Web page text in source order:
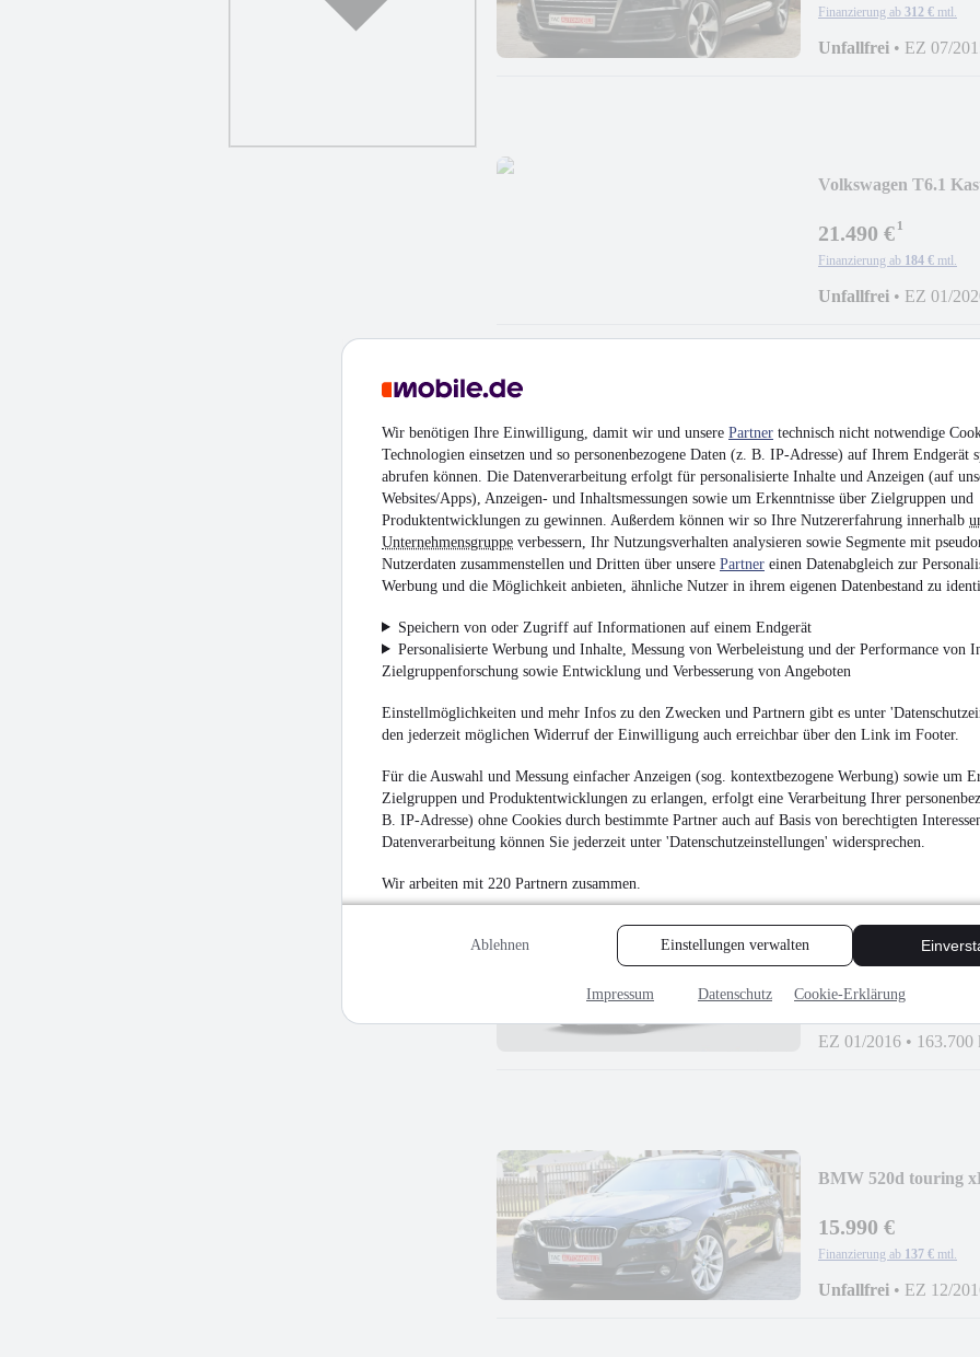
Wir benötigen Ihre Einwilligung, damit wir und unsere Partner technisch nicht notwendige
Technologien einsetzen und so personenbezogene Daten (z. B. IP-Adresse) auf Ihrem Endgerät
abrufen können. Die Datenverarbeitung erfolgt für personalisierte Inhalte und Anzeigen (auf
Websites/Apps), Anzeigen- und Inhaltsmessungen sowie um Erkenntnisse über Zielgruppen und
Produktentwicklungen zu gewinnen. Außerdem können wir so Ihre Nutzererfahrung innerhalb
Unternehmensgruppe verbessern, Ihr Nutzungsverhalten analysieren sowie Segmente mit
Nutzerdaten zusammenstellen und Dritten über unsere Partner einen Datenabgleich zur
Werbung und die Möglichkeit anbieten, ähnliche Nutzer in ihrem eigenen Datenbestand zu
Speichern von oder Zugriff auf Informationen auf einem Endgerät
Personalisierte Werbung und Inhalte, Messung von Werbeleistung und der Performance von
Zielgruppenforschung sowie Entwicklung und Verbesserung von Angeboten
Einstellmöglichkeiten und mehr Infos zu den Zwecken und Partnern gibt es unter
den jederzeit möglichen Widerruf der Einwilligung auch erreichbar über den Link im Footer.
Für die Auswahl und Messung einfacher Anzeigen (sog. kontextbezogene Werbung) sowie um
Zielgruppen und Produktentwicklungen zu erlangen, erfolgt eine Verarbeitung Ihrer
B. IP-Adresse) ohne Cookies durch bestimmte Partner auch auf Basis von berechtigten
Datenverarbeitung können Sie jederzeit unter 'Datenschutzeinstellungen' widersprechen.
Wir arbeiten mit 220 Partnern zusammen.
Ablehnen Einstellungen verwalten
Impressum Datenschutz Cookie-Erklärung
Finanzierung ab 312 € mtl.
Unfallfrei • EZ 07/
Volkswagen T6.1
21.490 €¹
Finanzierung ab 184 € mtl.
Unfallfrei • EZ 01/
Ford Transit Kasten
16.490 €¹
Finanzierung ab 141 € mtl.
Unfallfrei•EZ 08/
Volkswagen Golf
Cockpit*
19.490 € ¹
Unfallfrei• EZ 03/
BMW X5 xDrive
Finanzierung ab 201 €
EZ 01/2016 • 163.700
BMW 520d touring
15.990 €
Finanzierung ab 137 € mtl.
Unfallfrei • EZ 12/